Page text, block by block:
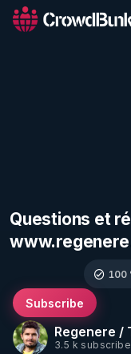
Questions et
Regenere /
3.5 k
Subscribe
100